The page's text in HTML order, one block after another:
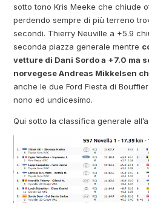
sotto tono Kris Meeke che chiude
perdendo sempre di più terreno
secondi. Thierry Neuville a +5.9
seconda piazza generale mentre
vetture di Dani Sordo a +7.0 ma
norvegese Andreas Mikkelsen
anche le due Ford Fiesta di
nono ed undicesimo.
Qui sotto la classifica generale